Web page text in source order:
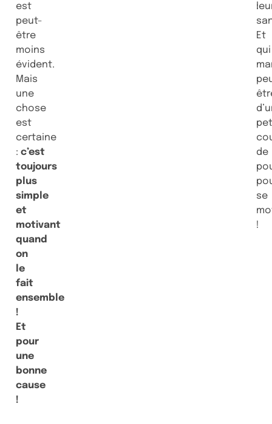
est
peut-
être
moins
évident.
Mais
une
chose
est
certaine
: c’est
toujours
plus
simple
et
motivant
quand
on
le
fait
ensemble
!
Et
pour
une
bonne
cause
!
Et
qui
de
se
!
: